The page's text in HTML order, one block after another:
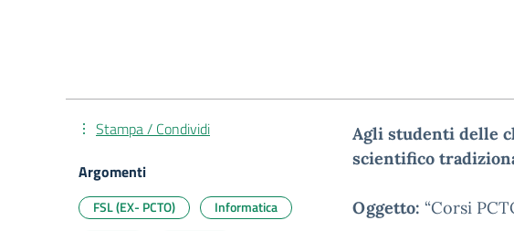
Agli studenti delle
scientifico
Oggetto: “Corsi
Stampa / Condividi
Argomenti
FSL (EX- PCTO)
Informatica